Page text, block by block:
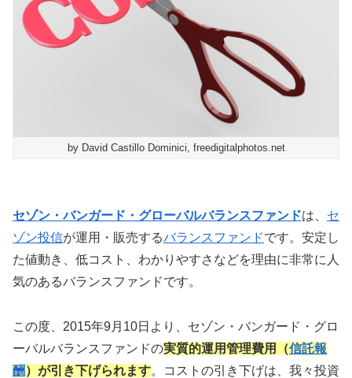
by David Castillo Dominici, freedigitalphotos.net
セゾン・バンガード・グローバルバランスファンドは、 セ
ゾン投信が運用・販売するバランスファンドです。安定し
た値動き、低コスト、わかりやすさなどを理由に非常に人
気のあるバランスファンドです。
この度、2015年9月10日より、セゾン・バンガード・グロ
ーバルバランスファンドの実質的運用管理費用（信託報
酬 ）が引き下げられます。コストの引き下げは、我々投資